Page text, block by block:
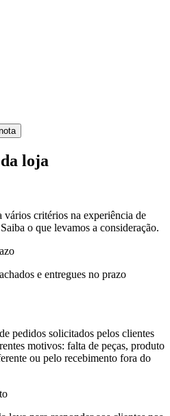
loja
vários critérios na experiência de
o que levamos a consideração.
e entregues no prazo
pedidos solicitados pelos clientes
motivos: falta de peças, produto
ou pelo recebimento fora do